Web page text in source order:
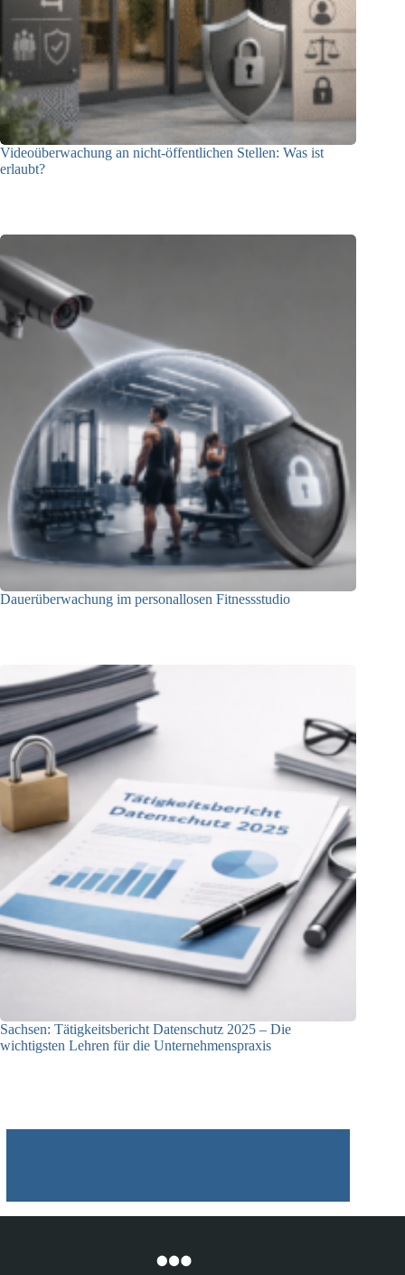
Videoüberwachung an nicht-öffentlichen Stellen: Was ist
erlaubt?
Dauerüberwachung im personallosen Fitnessstudio
Sachsen: Tätigkeitsbericht Datenschutz 2025 – Die
wichtigsten Lehren für die Unternehmenspraxis